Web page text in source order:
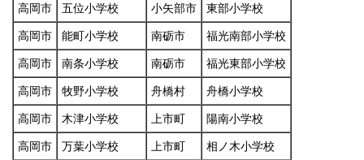
高岡市 五位小学校 小矢部市 東部小学校
高岡市 能町小学校 南砺市 福光南部小学校
高岡市 南条小学校 南砺市 福光東部小学校
高岡市 牧野小学校 舟橋村 舟橋小学校
高岡市 木津小学校 上市町 陽南小学校
高岡市 万葉小学校 上市町 相ノ木小学校